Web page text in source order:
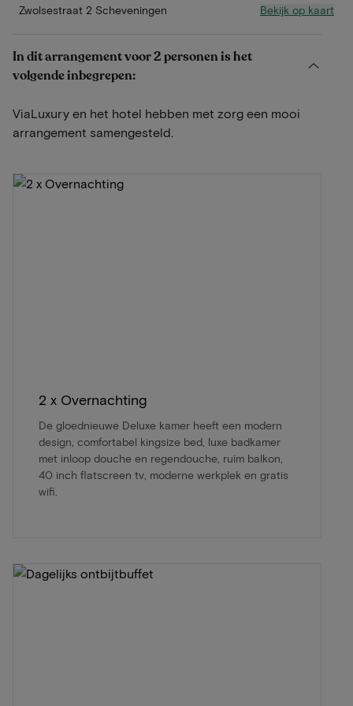
Zwolsestraat 2 Scheveningen Bekijk op kaart
In dit arrangement voor 2 personen is het
volgende inbegrepen:
ViaLuxury en het hotel hebben met zorg een mooi
arrangement samengesteld.
2 x Overnachting
De gloednieuwe Deluxe kamer heeft een modern
design, comfortabel kingsize bed, luxe badkamer
met inloop douche en regendouche, ruim balkon,
40 inch flatscreen tv, moderne werkplek en gratis
wifi.